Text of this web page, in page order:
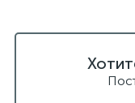
светодиодные